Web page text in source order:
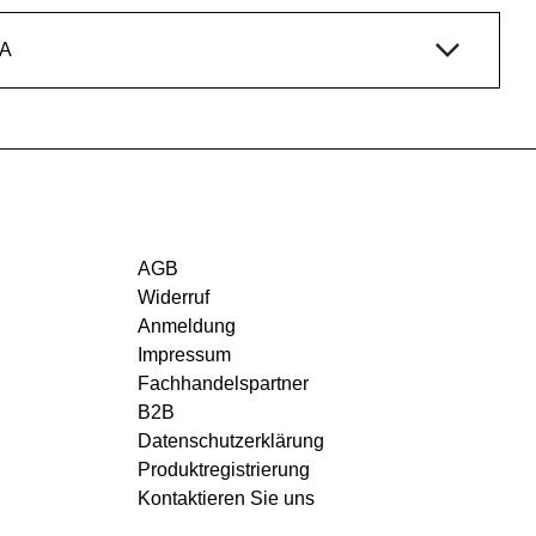
AGB
Widerruf
Anmeldung
Impressum
Fachhandelspartner
B2B
Datenschutzerklärung
Produktregistrierung
Kontaktieren Sie uns